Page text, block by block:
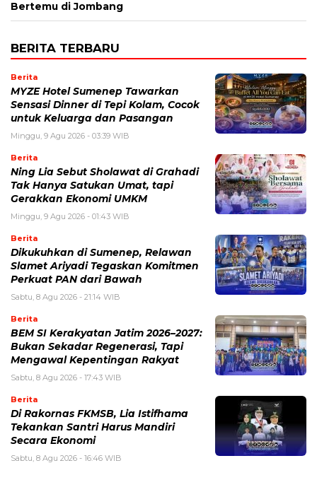
Bertemu di Jombang
BERITA TERBARU
Berita
MYZE Hotel Sumenep Tawarkan
Sensasi Dinner di Tepi Kolam, Cocok
untuk Keluarga dan Pasangan
Minggu, 9 Agu 2026 - 03:39 WIB
Berita
Ning Lia Sebut Sholawat di Grahadi
Tak Hanya Satukan Umat, tapi
Gerakkan Ekonomi UMKM
Minggu, 9 Agu 2026 - 01:43 WIB
Berita
Dikukuhkan di Sumenep, Relawan
Slamet Ariyadi Tegaskan Komitmen
Perkuat PAN dari Bawah
Sabtu, 8 Agu 2026 - 21:14 WIB
Berita
BEM SI Kerakyatan Jatim 2026–2027:
Bukan Sekadar Regenerasi, Tapi
Mengawal Kepentingan Rakyat
Sabtu, 8 Agu 2026 - 17:43 WIB
Berita
Di Rakornas FKMSB, Lia Istifhama
Tekankan Santri Harus Mandiri
Secara Ekonomi
Sabtu, 8 Agu 2026 - 16:46 WIB